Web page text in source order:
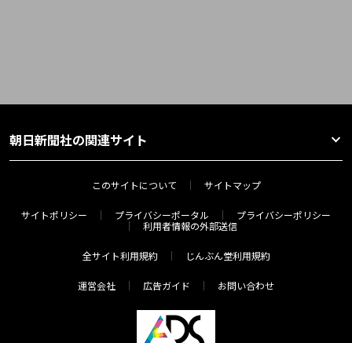
朝日新聞社の関連サイト
このサイトについて サイトマップ
サイトポリシー プライバシーポータル
プライバシーポリシー
利用者情報の外部送信
全サイト利用規約 じんぶん堂利用規約
運営会社 広告ガイド お問い合わせ